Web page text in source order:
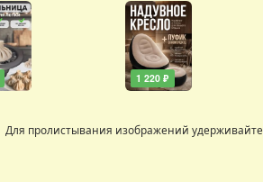
1 220 ₽
Для пролистывания изображений удерживайте